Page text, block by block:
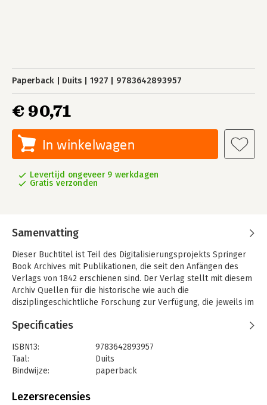
Paperback Duits 1927 9783642893957
€ 90,71
In winkelwagen
Levertijd ongeveer 9 werkdagen
Gratis verzonden
Samenvatting
Dieser Buchtitel ist Teil des Digitalisierungsprojekts Springer
Book Archives mit Publikationen, die seit den Anfängen des
Verlags von 1842 erschienen sind. Der Verlag stellt mit diesem
Archiv Quellen für die historische wie auch die
disziplingeschichtliche Forschung zur Verfügung, die jeweils im
erschien in der Zeit vor 1945 und wird daher in seiner
nicht beworben.
Specificaties
ISBN13:
9783642893957
Taal:
Duits
Bindwijze:
paperback
Lezersrecensies